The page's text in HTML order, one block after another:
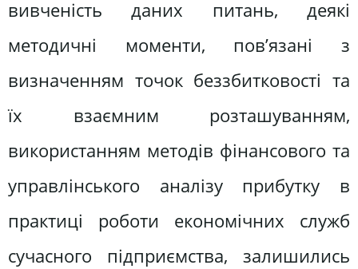
вивченість даних питань, деякі
методичні моменти, пов’язані з
визначенням точок беззбитковості та
їх взаємним розташуванням,
використанням методів фінансового та
управлінського аналізу прибутку в
практиці роботи економічних служб
сучасного підприємства, залишились